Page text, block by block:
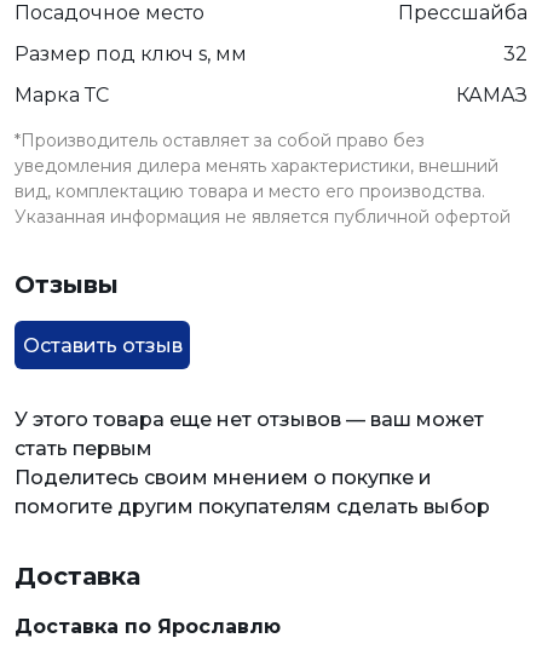
Посадочное место
Прессшайба
Размер под ключ s, мм
32
Марка ТС
КАМАЗ
*Производитель оставляет за собой право без
уведомления дилера менять характеристики, внешний
вид, комплектацию товара и место его производства.
Указанная информация не является публичной офертой
Отзывы
Оставить отзыв
У этого товара еще нет отзывов — ваш может
стать первым
Поделитесь своим мнением о покупке и
помогите другим покупателям сделать выбор
Доставка
Доставка по Ярославлю